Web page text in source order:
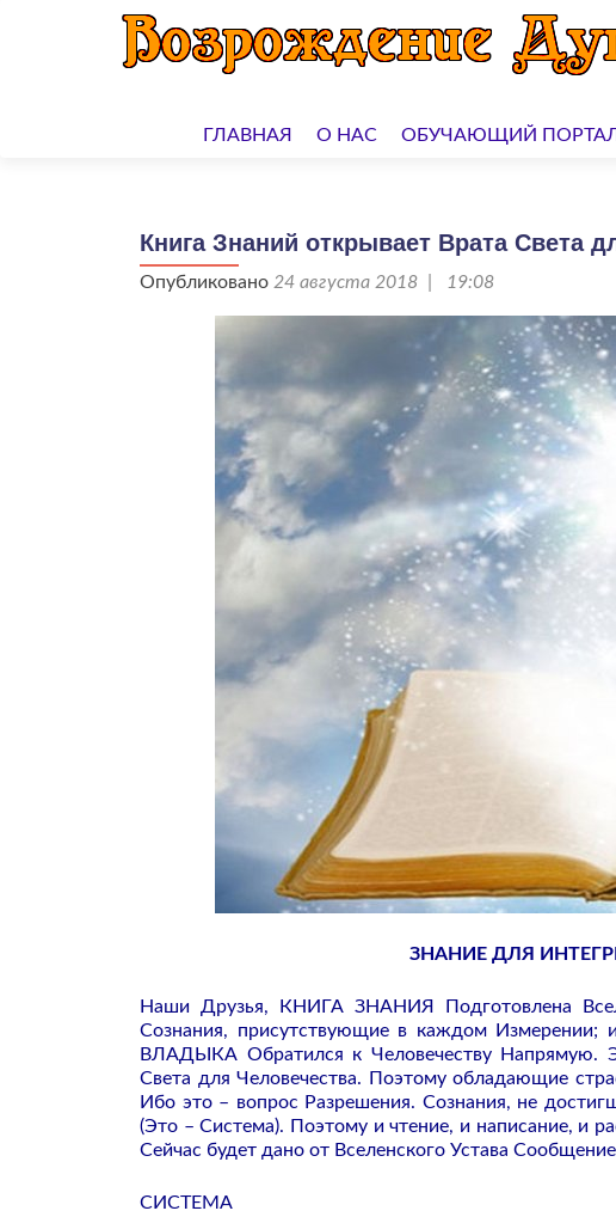
кГЛАВНАЯ О НАС ОБУЧАЮЩИЙ ПОРТАЛ
Книга Знаний открывает Врата Света
Опубликовано 24 августа 2018 | 19:08
ЗНАНИЕ ДЛЯ
Наши Друзья, КНИГА ЗНАНИЯ Подготовлена
Сознания, присутствующие в каждом Измерении;
ВЛАДЫКА Обратился к Человечеству Напрямую.
Света для Человечества. Поэтому обладающие
Ибо это – вопрос Разрешения. Сознания, не
(Это – Система). Поэтому и чтение, и написание, и
Сейчас будет дано от Вселенского Устава
СИСТЕМА